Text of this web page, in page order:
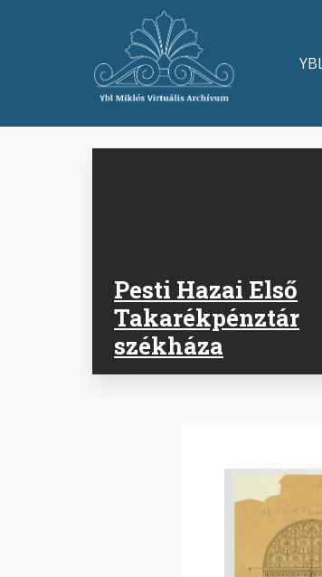
Main
Pesti Hazai Első
Takarékpénztár
székháza